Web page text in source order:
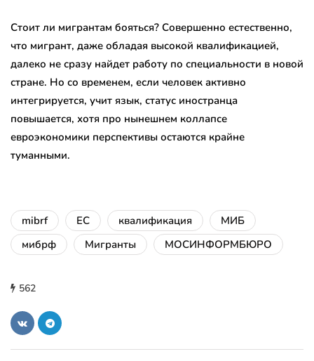
Стоит ли мигрантам бояться? Совершенно естественно,
что мигрант, даже обладая высокой квалификацией,
далеко не сразу найдет работу по специальности в новой
стране. Но со временем, если человек активно
интегрируется, учит язык, статус иностранца
повышается, хотя про нынешнем коллапсе
евроэкономики перспективы остаются крайне
туманными.
mibrf ЕС квалификация
МИБ
мибрф
Мигранты МОСИНФОРМБЮРО
562